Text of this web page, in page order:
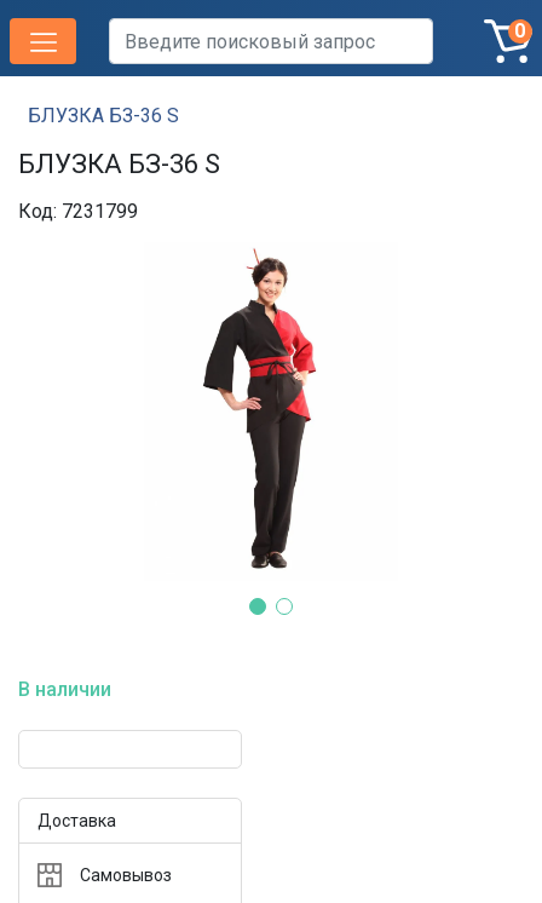
0
БЛУЗКА БЗ-36 S
БЛУЗКА БЗ-36 S
Код: 7231799
В наличии
Доставка
Самовывоз